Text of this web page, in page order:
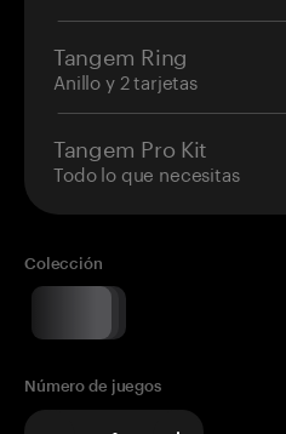
Tangem Ring
Anillo y 2 tarjetas
Tangem Pro Kit
Todo lo que necesitas
Colección
Número de juegos